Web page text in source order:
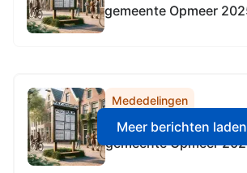
gemeente Opmeer
Mededelingen
Jaarverslag
gemeente Opmeer
Meer berichten laden